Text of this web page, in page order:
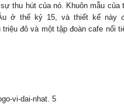
thu hút của nó. Khuôn mẫu của
ở thế kỷ 15, và thiết kế này
đô và một tập đoàn cafe nổi